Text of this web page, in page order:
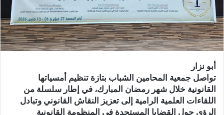
إ
ل
ك
ت
ن
ي
ا
أبو نزار
تواصل جمعية المحامين الشباب بتازة تنظيم أمسياتها
القانونية خلال شهر رمضان المبارك، في إطار سلسلة من
اللقاءات العلمية الرامية إلى تعزيز النقاش القانوني وتبادل
الرؤى حول القضايا المستجدة في المنظومة القانونية